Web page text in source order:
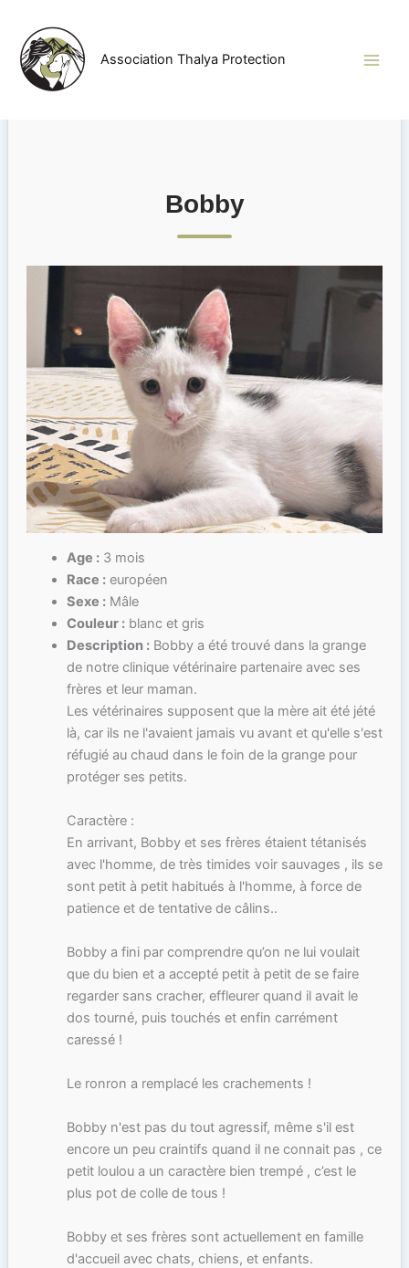
contenu
Association Thalya Protection
Bobby
Age :3 mois
Race :européen
Sexe :Mâle
Couleur :blanc et gris
Description :Bobby a été trouvé dans la grange
de notre clinique vétérinaire partenaire avec ses
frères et leur maman.
Les vétérinaires supposent que la mère ait été jété
là, car ils ne l'avaient jamais vu avant et qu'elle s'est
réfugié au chaud dans le foin de la grange pour
protéger ses petits.
Caractère :
En arrivant, Bobby et ses frères étaient tétanisés
avec l'homme, de très timides voir sauvages , ils se
sont petit à petit habitués à l'homme, à force de
patience et de tentative de câlins..
Bobby a fini par comprendre qu’on ne lui voulait
que du bien et a accepté petit à petit de se faire
regarder sans cracher, effleurer quand il avait le
dos tourné, puis touchés et enfin carrément
caressé !
Le ronron a remplacé les crachements !
Bobby n'est pas du tout agressif, même s'il est
encore un peu craintifs quand il ne connait pas , ce
petit loulou a un caractère bien trempé , c’est le
plus pot de colle de tous !
Bobby et ses frères sont actuellement en famille
d'accueil avec chats, chiens, et enfants.